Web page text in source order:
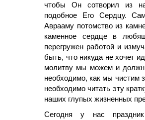
чтобы Он сотворил из
подобное Его Сердцу.
Аврааму потомство из
каменное сердце в
перегружен работой и
быть, что никуда не хочет
молитву мы можем и
необходимо, как мы чистим
необходимо читать эту
наших глупых жизненных
Сегодня у нас